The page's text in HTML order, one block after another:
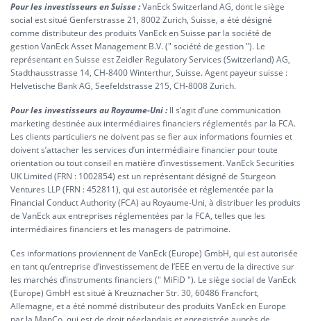
Pour les investisseurs en Suisse :VanEck Switzerland AG, dont le siège
social est situé Genferstrasse 21, 8002 Zurich, Suisse, a été désigné
comme distributeur des produits VanEck en Suisse par la société de
gestion VanEck Asset Management B.V. (" société de gestion "). Le
représentant en Suisse est Zeidler Regulatory Services (Switzerland) AG,
Stadthausstrasse 14, CH-8400 Winterthur, Suisse. Agent payeur suisse :
Helvetische Bank AG, Seefeldstrasse 215, CH-8008 Zurich.
Pour les investisseurs au Royaume-Uni :Il s’agit d’une communication
marketing destinée aux intermédiaires financiers réglementés par la FCA.
Les clients particuliers ne doivent pas se fier aux informations fournies et
doivent s’attacher les services d’un intermédiaire financier pour toute
orientation ou tout conseil en matière d’investissement. VanEck Securities
UK Limited (FRN : 1002854) est un représentant désigné de Sturgeon
Ventures LLP (FRN : 452811), qui est autorisée et réglementée par la
Financial Conduct Authority (FCA) au Royaume-Uni, à distribuer les produits
de VanEck aux entreprises réglementées par la FCA, telles que les
intermédiaires financiers et les managers de patrimoine.
Ces informations proviennent de VanEck (Europe) GmbH, qui est autorisée
en tant qu’entreprise d’investissement de l’EEE en vertu de la directive sur
les marchés d’instruments financiers (" MiFiD "). Le siège social de VanEck
(Europe) GmbH est situé à Kreuznacher Str. 30, 60486 Francfort,
Allemagne, et a été nommé distributeur des produits VanEck en Europe